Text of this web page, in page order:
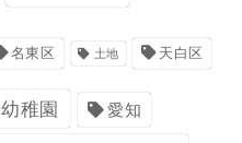
名東区 土地 天白区
幼稚園 愛知